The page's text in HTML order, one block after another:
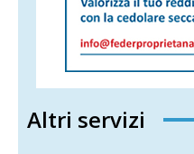
Altri servizi